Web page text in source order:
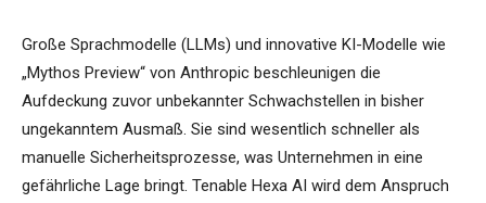
Große Sprachmodelle (LLMs) und innovative KI-Modelle wie
„Mythos Preview“ von Anthropic beschleunigen die
Aufdeckung zuvor unbekannter Schwachstellen in bisher
ungekanntem Ausmaß. Sie sind wesentlich schneller als
manuelle Sicherheitsprozesse, was Unternehmen in eine
gefährliche Lage bringt. Tenable Hexa AI wird dem Anspruch